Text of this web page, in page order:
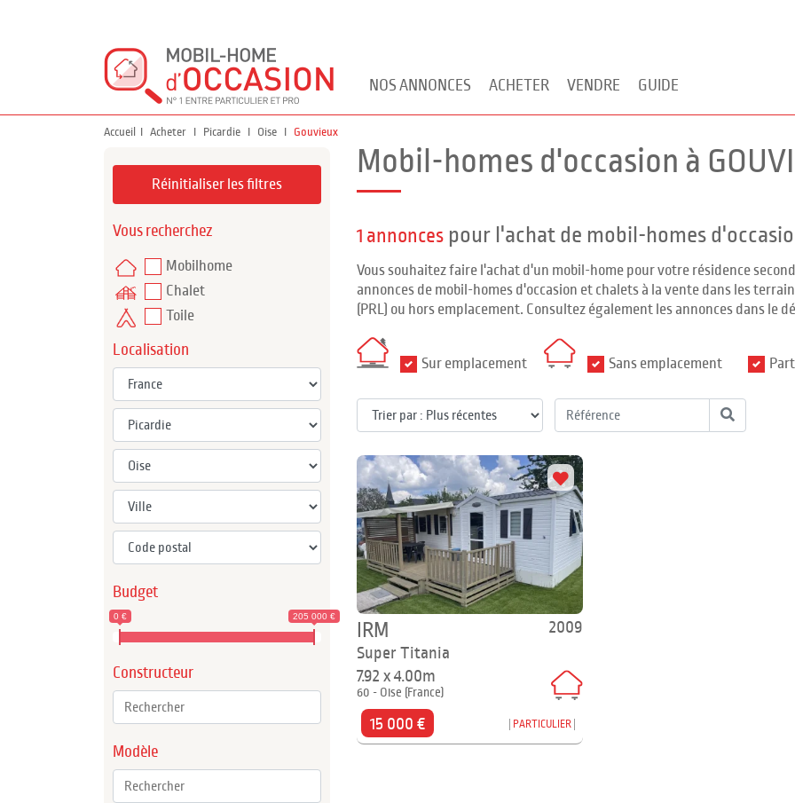
NOS ANNONCES ACHETER VENDRE GUIDE
Accueil Acheter Picardie Oise Gouvieux
Réinitialiser les filtres
Vous recherchez
Mobilhome
Chalet
Toile
Localisation
Budget
0 € 205 000 €
Constructeur
Modèle
Mobil-homes d'occasion à
1 annonces pour l'achat de mobil-homes
Vous souhaitez faire l'achat d'un mobil-home pour votre résidence
annonces de mobil-homes d'occasion et chalets à la vente dans les
(PRL) ou hors emplacement. Consultez également les annonces dans le
Sur emplacement Sans emplacement
2009
IRM
Super Titania
7.92 x 4.00m
60 - Oise (France)
15 000 € PARTICULIER